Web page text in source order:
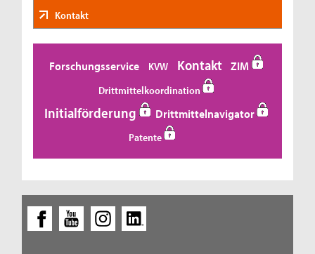
Kontakt
Forschungsservice KVW Kontakt ZIM
Drittmittelkoordination
Initialförderung Drittmittelnavigator
Patente